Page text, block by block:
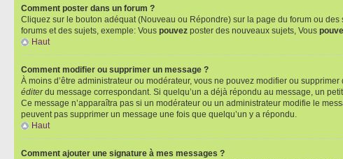
Comment poster dans un forum ?
Cliquez sur le bouton adéquat (Nouveau ou Répondre) sur la page du forum ou
forums et des sujets, exemple: Vous pouvez poster des nouveaux sujets, Vous
Haut
Comment modifier ou supprimer un message ?
À moins d’être administrateur ou modérateur, vous ne pouvez modifier ou
éditerdu message correspondant. Si quelqu’un a déjà répondu au message, un
Ce message n’apparaîtra pas si un modérateur ou un administrateur modifie le
peuvent pas supprimer un message une fois que quelqu’un y a répondu.
Haut
Comment ajouter une signature à mes messages ?